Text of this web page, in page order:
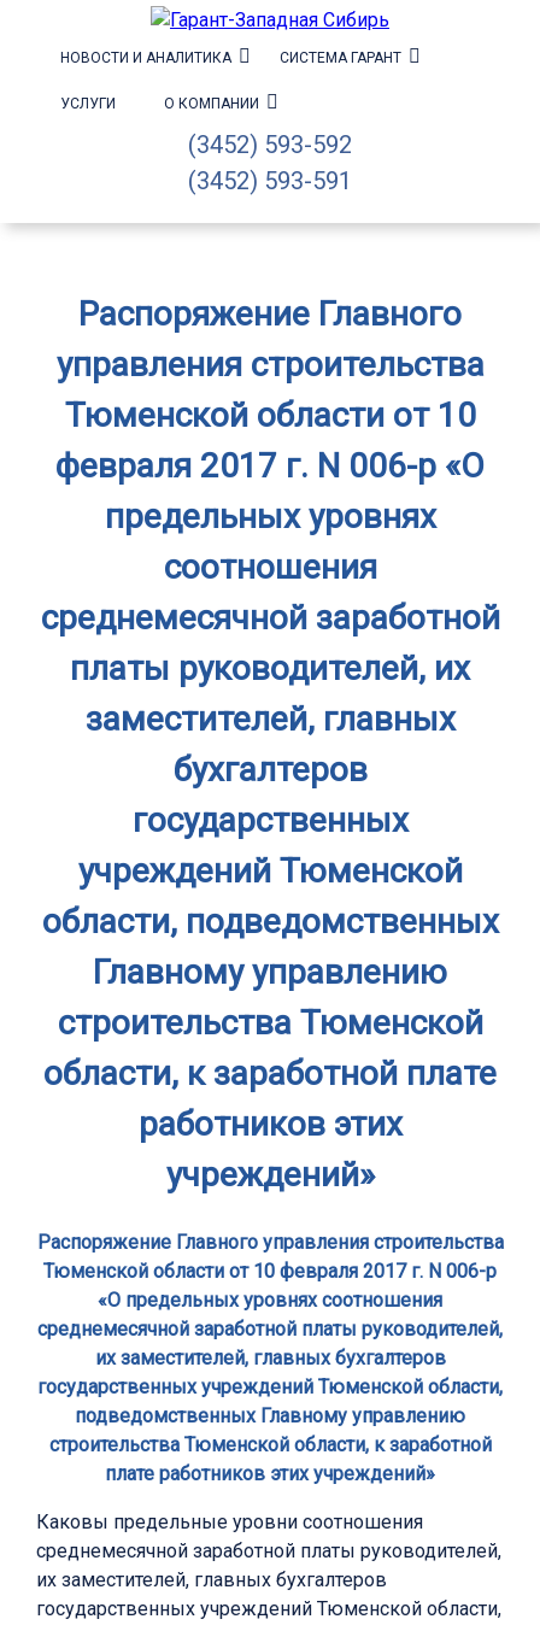
НОВОСТИ И АНАЛИТИКА СИСТЕМА ГАРАНТ
УСЛУГИ О КОМПАНИИ
(3452) 593-592
(3452) 593-591
Распоряжение Главного
управления строительства
Тюменской области от 10
февраля 2017 г. N 006-р «О
предельных уровнях
соотношения
среднемесячной заработной
платы руководителей, их
заместителей, главных
бухгалтеров
государственных
учреждений Тюменской
области, подведомственных
Главному управлению
строительства Тюменской
области, к заработной плате
работников этих
учреждений»
Распоряжение Главного управления строительства
Тюменской области от 10 февраля 2017 г. N 006-р
«О предельных уровнях соотношения
среднемесячной заработной платы руководителей,
их заместителей, главных бухгалтеров
государственных учреждений Тюменской области,
подведомственных Главному управлению
строительства Тюменской области, к заработной
плате работников этих учреждений»
Каковы предельные уровни соотношения
среднемесячной заработной платы руководителей,
их заместителей, главных бухгалтеров
государственных учреждений Тюменской области,